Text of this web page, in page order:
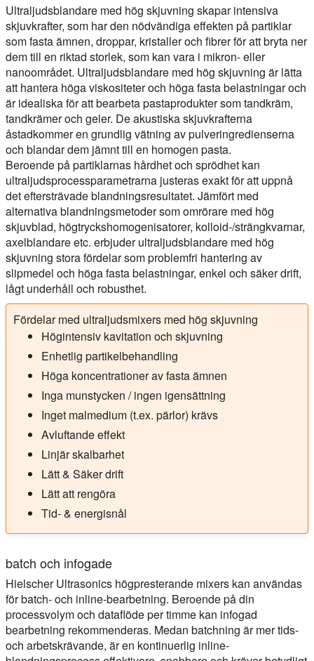
Ultraljudsblandare med hög skjuvning skapar intensiva
skjuvkrafter, som har den nödvändiga effekten på partiklar
som fasta ämnen, droppar, kristaller och fibrer för att bryta ner
dem till en riktad storlek, som kan vara i mikron- eller
nanoområdet. Ultraljudsblandare med hög skjuvning är lätta
att hantera höga viskositeter och höga fasta belastningar och
är idealiska för att bearbeta pastaprodukter som tandkräm,
tandkrämer och geler. De akustiska skjuvkrafterna
åstadkommer en grundlig vätning av pulveringredienserna
och blandar dem jämnt till en homogen pasta.
Beroende på partiklarnas hårdhet och sprödhet kan
ultraljudsprocessparametrarna justeras exakt för att uppnå
det eftersträvade blandningsresultatet. Jämfört med
alternativa blandningsmetoder som omrörare med hög
skjuvblad, högtryckshomogenisatorer, kolloid-/strängkvarnar,
axelblandare etc. erbjuder ultraljudsblandare med hög
skjuvning stora fördelar som problemfri hantering av
slipmedel och höga fasta belastningar, enkel och säker drift,
lågt underhåll och robusthet.
Fördelar med ultraljudsmixers med hög skjuvning
Högintensiv kavitation och skjuvning
Enhetlig partikelbehandling
Höga koncentrationer av fasta ämnen
Inga munstycken / ingen igensättning
Inget malmedium (t.ex. pärlor) krävs
Avluftande effekt
Linjär skalbarhet
Lätt & Säker drift
Lätt att rengöra
Tid- & energisnål
batch och infogade
Hielscher Ultrasonics högpresterande mixers kan användas
för batch- och inline-bearbetning. Beroende på din
processvolym och dataflöde per timme kan infogad
bearbetning rekommenderas. Medan batchning är mer tids-
och arbetskrävande, är en kontinuerlig inline-